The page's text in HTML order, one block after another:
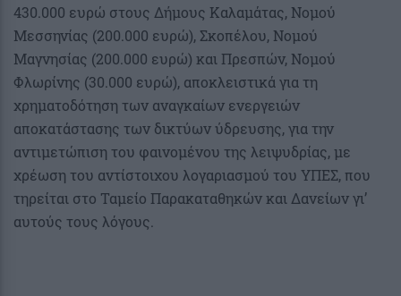
430.000 ευρώ στους Δήμους Καλαμάτας, Νομού
Μεσσηνίας (200.000 ευρώ), Σκοπέλου, Νομού
Μαγνησίας (200.000 ευρώ) και Πρεσπών, Νομού
Φλωρίνης (30.000 ευρώ), αποκλειστικά για τη
χρηματοδότηση των αναγκαίων ενεργειών
αποκατάστασης των δικτύων ύδρευσης, για την
αντιμετώπιση του φαινομένου της λειψυδρίας, με
χρέωση του αντίστοιχου λογαριασμού του ΥΠΕΣ, που
τηρείται στο Ταμείο Παρακαταθηκών και Δανείων γι’
αυτούς τους λόγους.